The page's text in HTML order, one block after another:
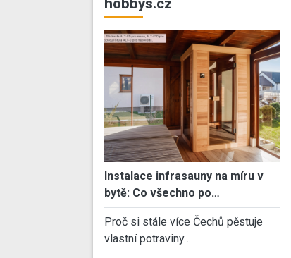
hobbys.cz
Instalace infrasauny na míru v
bytě: Co všechno po…
Proč si stále více Čechů pěstuje
vlastní potraviny…